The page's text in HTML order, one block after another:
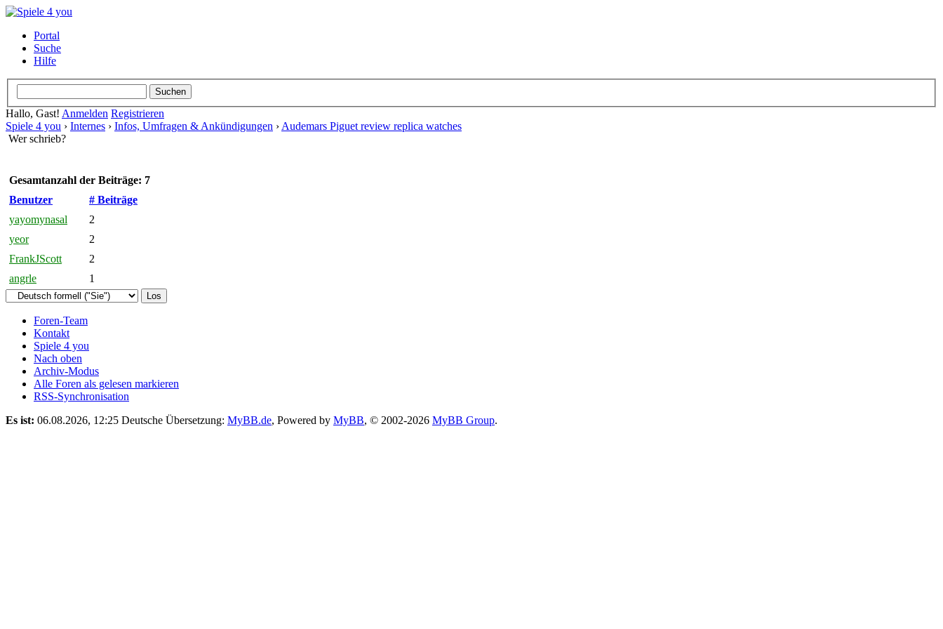
Portal
Suche
Hilfe
Hallo, Gast! Anmelden Registrieren
Spiele 4 you › Internes › Infos, Umfragen & Ankündigungen › Audemars Piguet review replica watches
Wer schrieb?
Gesamtanzahl der Beiträge: 7
Benutzer
# Beiträge
yayomynasal
2
yeor
2
FrankJScott
2
angrle
1
Foren-Team
Kontakt
Spiele 4 you
Nach oben
Archiv-Modus
Alle Foren als gelesen markieren
RSS-Synchronisation
Es ist: 06.08.2026, 12:25 Deutsche Übersetzung: MyBB.de, Powered by MyBB, © 2002-2026 MyBB Group.